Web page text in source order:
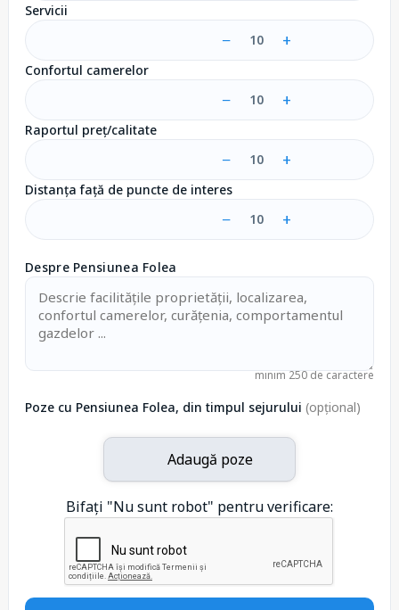
Servicii
− 10 +
Confortul camerelor
− 10 +
Raportul preț/calitate
− 10 +
Distanța față de puncte de interes
− 10 +
Despre Pensiunea Folea
minim 250 de caractere
Poze cu Pensiunea Folea, din timpul sejurului (opțional)
Adaugă poze
Bifați "Nu sunt robot" pentru verificare: